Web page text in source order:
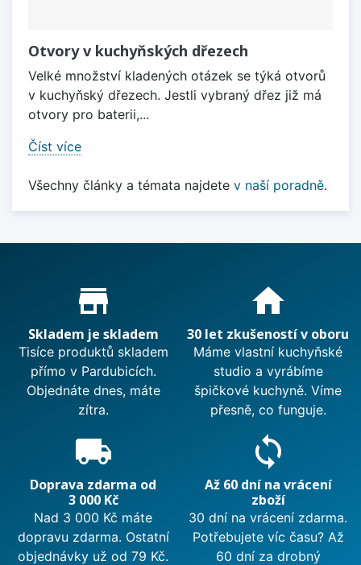
Otvory v kuchyňských dřezech
Velké množství kladených otázek se týká otvorů
v kuchyňský dřezech. Jestli vybraný dřez již má
otvory pro baterii,...
Číst více
Všechny články a témata najdete v naší poradně.
Proč nakupovat u nás?
store_mall_directory
Skladem je skladem
Tisíce produktů skladem
přímo v Pardubicích.
Objednáte dnes, máte
zítra.
home
30 let zkušeností v oboru
Máme vlastní kuchyňské
studio a vyrábíme
špičkové kuchyně. Víme
přesně, co funguje.
local_shipping
Doprava zdarma od
3 000 Kč
Nad 3 000 Kč máte
dopravu zdarma. Ostatní
objednávky už od 79 Kč.
sync
Až 60 dní na vrácení
zboží
30 dní na vrácení zdarma.
Potřebujete víc času? Až
60 dní za drobný